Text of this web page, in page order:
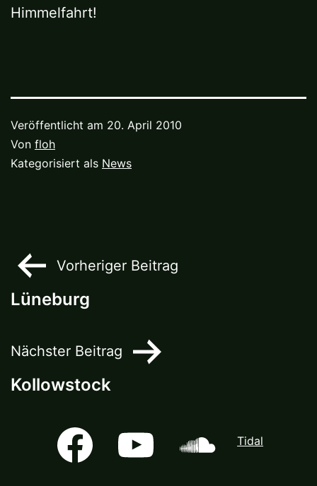
Himmelfahrt!
Veröffentlicht am 20. April 2010
Von floh
Kategorisiert als News
Beitragsnavigation
Vorheriger Beitrag
Lüneburg
Nächster Beitrag
Kollowstock
Facebook Youtube Soundcloud
Tidal